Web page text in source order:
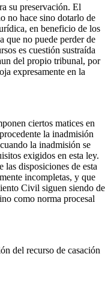
su preservación. El
no hace sino dotarlo de
en beneficio de los
que no puede perder de
es cuestión sustraída
del propio tribunal, por
expresamente en la
ciertos matices en
la inadmisión
la inadmisión se
exigidos en esta ley.
las disposiciones de esta
incompletas, y que
Civil siguen siendo de
como norma procesal
del recurso de casación